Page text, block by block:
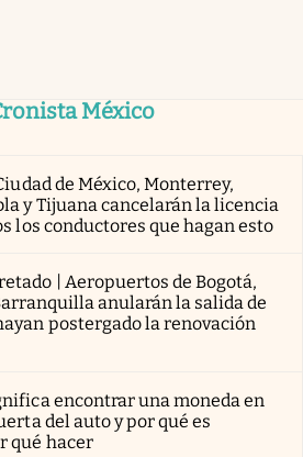
México
de México, Monterrey,
y Tijuana cancelarán la licencia
los conductores que hagan esto
| Aeropuertos de Bogotá,
anularán la salida de
postergado la renovación
encontrar una moneda en
del auto y por qué es
qué hacer